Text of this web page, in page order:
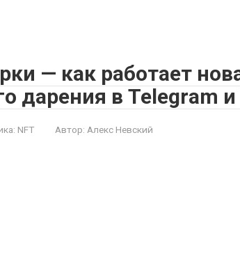
— как работает
дарения в Telegram и
NFT Автор: Алекс Невский